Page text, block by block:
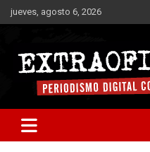
Saltar
al
jueves, agosto 6, 2026
Extraoficial